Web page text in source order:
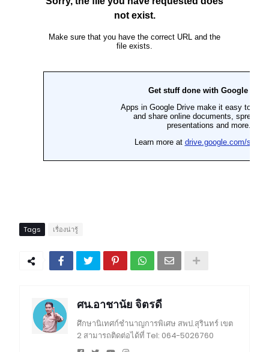
Tags เรื่องน่ารู้
ศน.อาชานัย จิตรดี
ศึกษานิเทศก์ชำนาญการพิเศษ สพป.สุรินทร์ เขต
2 สามารถติดต่อได้ที่ Tel: 064-5026760